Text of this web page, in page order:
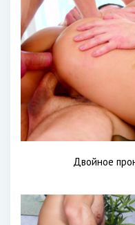
Двойное